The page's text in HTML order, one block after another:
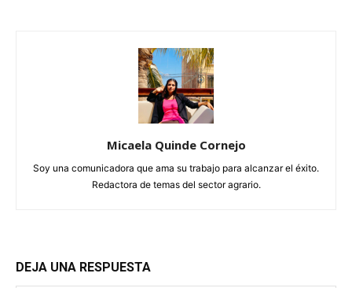
Micaela Quinde Cornejo
Soy una comunicadora que ama su trabajo para alcanzar el éxito.
Redactora de temas del sector agrario.
DEJA UNA RESPUESTA